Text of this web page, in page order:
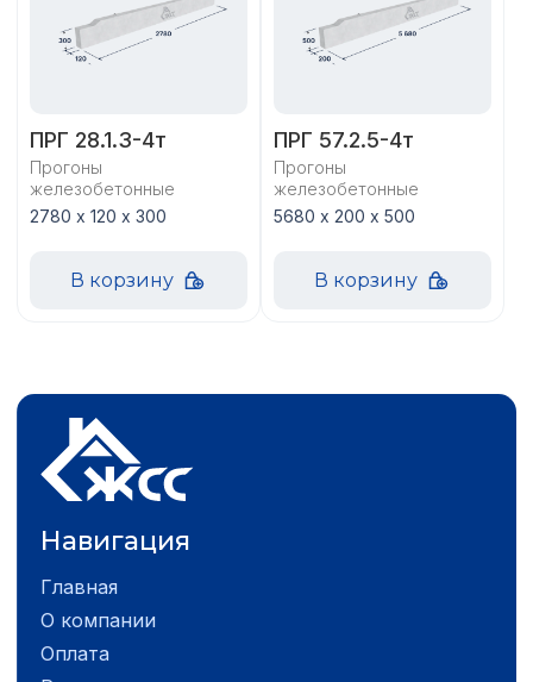
ПРГ 28.1.3-4т
Прогоны
железобетонные
2780 х 120 х 300
В корзину
ПРГ 57.2.5-4т
Прогоны
железобетонные
5680 х 200 х 500
В корзину
Навигация
Главная
О компании
Оплата